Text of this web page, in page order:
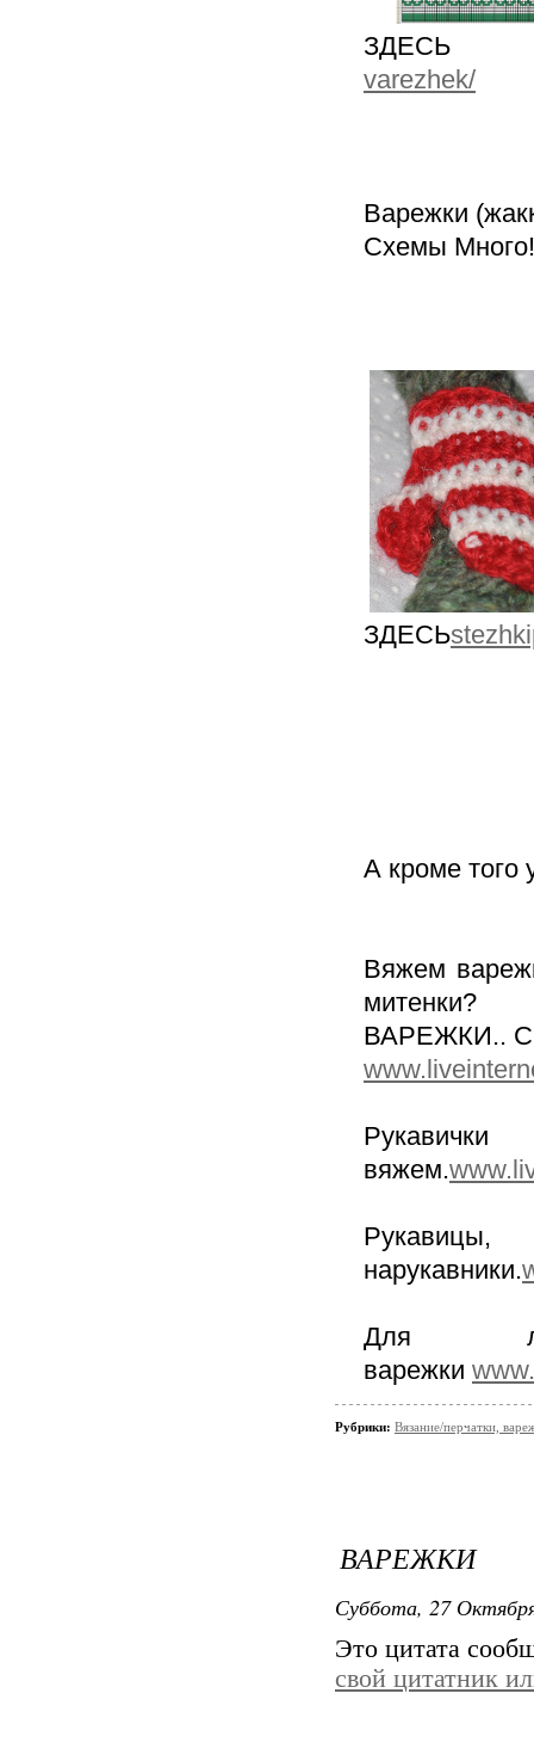
varezhek/
Варежки
Схемы
ЗДЕСЬ
А кроме того
Вяжем
митенки?
ВАРЕЖКИ..
вяжем.
нарукавники.
Для
варежки
Рубрики: Вязание/перчатки,
ВАРЕЖКИ
Суббота, 27
Это цитата
свой цитатник